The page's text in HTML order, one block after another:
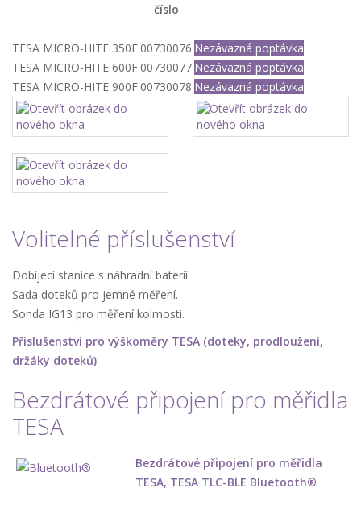
číslo
TESA MICRO-HITE 350F 00730076 Nezávazná poptávka
TESA MICRO-HITE 600F 00730077 Nezávazná poptávka
TESA MICRO-HITE 900F 00730078 Nezávazná poptávka
Volitelné příslušenství
Dobíjecí stanice s náhradní baterií.
Sada doteků pro jemné měření.
Sonda IG13 pro měření kolmosti.
Příslušenství pro výškoměry TESA (doteky, prodloužení,
držáky doteků)
Bezdrátové připojení pro měřidla
TESA
Bezdrátové připojení pro měřidla
TESA, TESA TLC-BLE Bluetooth®